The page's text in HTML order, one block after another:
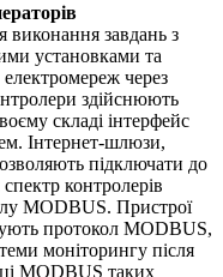
виконання завдань з
установками та
через
здійснюють
складі інтерфейс
Інтернет-шлюзи,
підключати до
контролерів
MODBUS. Пристрої
протокол MODBUS,
моніторингу після
MODBUS таких